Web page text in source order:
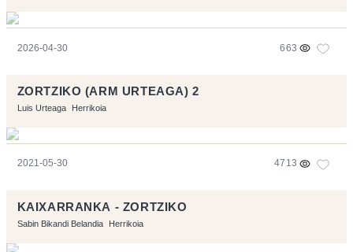
2026-04-30 663
ZORTZIKO (ARM URTEAGA) 2
Luis Urteaga Herrikoia
2021-05-30 4713
KAIXARRANKA - ZORTZIKO
Sabin Bikandi Belandia Herrikoia